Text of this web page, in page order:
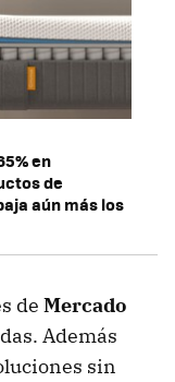
en
de
aún más los
de Mercado
Además
sin